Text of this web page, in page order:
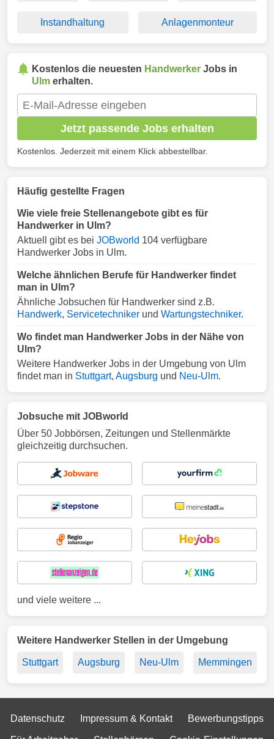
Instandhaltung Anlagenmonteur
Kostenlos die neuesten Handwerker Jobs in
Ulm erhalten.
Jetzt passende Jobs erhalten
Kostenlos. Jederzeit mit einem Klick abbestellbar.
Häufig gestellte Fragen
Wie viele freie Stellenangebote gibt es für
Handwerker in Ulm?
Aktuell gibt es bei JOBworld 104 verfügbare
Handwerker Jobs in Ulm.
Welche ähnlichen Berufe für Handwerker findet
man in Ulm?
Ähnliche Jobsuchen für Handwerker sind z.B.
Handwerk, Servicetechniker und Wartungstechniker.
Wo findet man Handwerker Jobs in der Nähe von
Ulm?
Weitere Handwerker Jobs in der Umgebung von Ulm
findet man in Stuttgart, Augsburg und Neu-Ulm.
Jobsuche mit JOBworld
Über 50 Jobbörsen, Zeitungen und Stellenmärkte
gleichzeitig durchsuchen.
und viele weitere ...
Weitere Handwerker Stellen in der Umgebung
Stuttgart Augsburg Neu-Ulm Memmingen
Datenschutz Impressum & Kontakt Bewerbungstipps